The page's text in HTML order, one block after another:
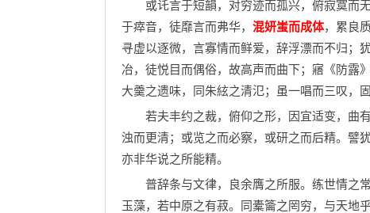
或讬言于短韻，对穷迹而孤兴，俯寂寞而无
于瘁音，徒靡言而弗华， 混妍蚩而成体，累良
寻虚以逐微，言寡情而鲜爱，辞浮漂而不归；
冶，徒悦目而偶俗，故高声而曲下；寤《防露
大羹之遗味，同朱絃之清氾；虽一唱而三叹，
若夫丰约之裁，俯仰之形，因宜适变，曲有
浊而更清；或览之而必察，或研之而后精。譬
亦非华说之所能精。
普辞条与文律，良余膺之所服。练世情之常
玉藻，若中原之有菽。同橐籥之罔穷，与天地